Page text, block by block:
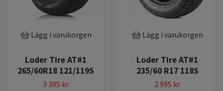
Lägg i varukorgen
Loder Tire AT#1
265/60R18 121/119S
3 395 kr
Lägg i varukorgen
Loder Tire AT#1
235/60 R17 118S
2 995 kr